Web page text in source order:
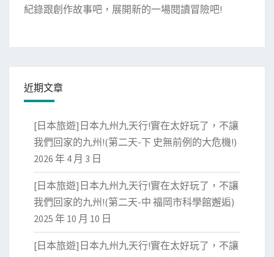
紀錄跟創作故事吧，展開新的一場閱讀冒險吧!
近期文章
[日本旅遊]日本九州九天行!實在太好玩了，不讓
我們回家的九州!(第二天-下 史無前例的大危機!)
2026 年 4 月 3 日
[日本旅遊]日本九州九天行!實在太好玩了，不讓
我們回家的九州!(第二天-中 福岡市科學館邂逅)
2025 年 10 月 10 日
[日本旅遊]日本九州九天行!實在太好玩了，不讓